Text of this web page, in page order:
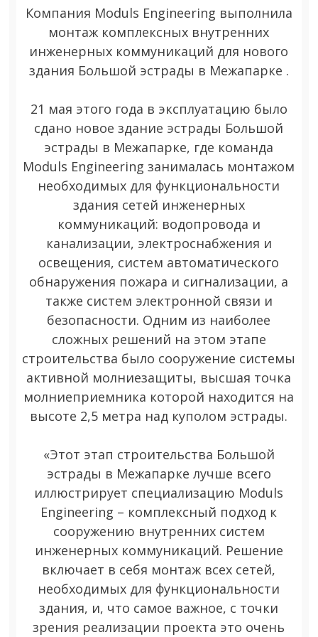
Компания Moduls Engineering выполнила
монтаж комплексных внутренних
инженерных коммуникаций для нового
здания Большой эстрады в Межапарке .
21 мая этого года в эксплуатацию было
сдано новое здание эстрады Большой
эстрады в Межапарке, где команда
Moduls Engineering занималась монтажом
необходимых для функциональности
здания сетей инженерных
коммуникаций: водопровода и
канализации, электроснабжения и
освещения, систем автоматического
обнаружения пожара и сигнализации, а
также систем электронной связи и
безопасности. Одним из наиболее
сложных решений на этом этапе
строительства было сооружение системы
активной молниезащиты, высшая точка
молниеприемника которой находится на
высоте 2,5 метра над куполом эстрады.
«Этот этап строительства Большой
эстрады в Межапарке лучше всего
иллюстрирует специализацию Moduls
Engineering – комплексный подход к
сооружению внутренних систем
инженерных коммуникаций. Решение
включает в себя монтаж всех сетей,
необходимых для функциональности
здания, и, что самое важное, с точки
зрения реализации проекта это очень